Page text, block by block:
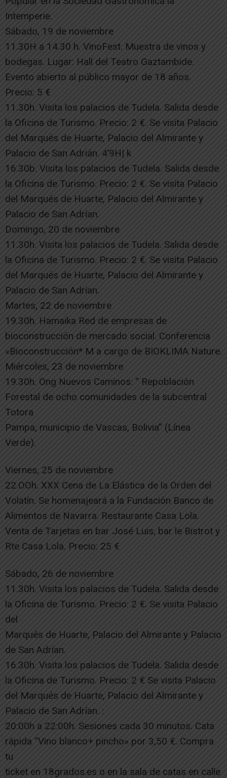
Intemperie.
Sábado, 19 de noviembre
11.30H a 14.30 h. VinoFest. Muestra de vinos y
bodegas. Lugar: Hall del Teatro Gaztambide.
Evento abierto al público mayor de 18 años.
Precio: 5 €
11.30h. Visita los palacios de Tudela. Salida desde
la Oficina de Turismo. Precio: 2 €. Se visita Palacio
del Marqués de Huarte, Palacio del Almirante y
Palacio de San Adrián. 4’9H| k
16.30b. Visita los palacios de Tudela. Salida desde
la Oficina de Turismo. Precio: 2 €. Se visita Palacio
del Marqués de Huarte, Palacio del Almirante y
Palacio de San Adrían.
Domingo, 20 de noviembre
11.30h. Visita los palacios de Tudela. Salida desde
la Oficina de Turismo. Precio: 2 €. Se visita Palacio
del Marqués de Huarte, Palacio del Almirante y
Palacio de San Adrían.
Martes, 22 de noviembre
19.30h. Hamaika Red de empresas de
bioconstrucción de mercado social. Conferencia
«Bioconstrucción* M a cargo de BIOKLIMA Nature.
Miércoles, 23 de noviembre
19.30h. Ong Nuevos Caminos: “ Repoblación
Forestal de ocho comunidades de la subcentral
Totora
Pampa, municipio de Vascas, Bolivia” (Línea
Verde).
Viernes, 25 de noviembre
22.OOh. XXX Cena de La Elástica de la Orden del
Volatín. Se homenajeará a la Fundación Banco de
Alimentos de Navarra. Restaurante Casa Lola.
Venta de Tarjetas en bar José Luis, bar le Bistrot y
Rte Casa Lola. Precio: 25 €
Sábado, 26 de noviembre
11.30h. Visita los palacios de Tudela. Salida desde
la Oficina de Turismo. Precio: 2 €. Se visita Palacio
del
Marqués de Huarte, Palacio del Almirante y Palacio
de San Adrían.
16.30h. Visita los palacios de Tudela. Salida desde
la Oficina de Turismo. Precio: 2 € Se visita Palacio
del Marqués de Huarte, Palacio del Almirante y
Palacio de San Adrían. :
20:00h a 22:00h. Sesiones cada 30 minutos. Cata
rápida “Vino blanco+ pincho» por 3,50 €. Compra
tu
ticket en 18grados.es o en la sala de catas en calle